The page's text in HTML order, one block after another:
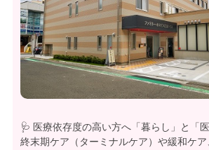
🩺 医療依存度の高い方へ「暮らし」と「
終末期ケア（ターミナルケア）や緩和ケ